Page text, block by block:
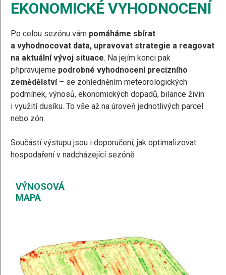
EKONOMICKÉ VYHODNOCENÍ
Po celou sezónu vám pomáháme sbírat
a vyhodnocovat data, upravovat strategie a reagovat
na aktuální vývoj situace. Na jejím konci pak
připravujeme podrobné vyhodnocení precizního
zemědělství– se zohledněním meteorologických
podmínek, výnosů, ekonomických dopadů, bilance živin
i využití dusíku. To vše až na úroveň jednotlivých parcel
nebo zón.
Součástí výstupu jsou i doporučení, jak optimalizovat
hospodaření v nadcházející sezóně.
VÝNOSOVÁ
MAPA